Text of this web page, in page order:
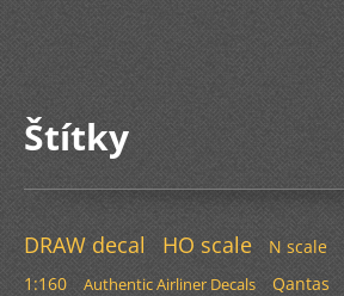
Štítky
DRAW decal HO scale N scale
1:160 Authentic Airliner Decals Qantas